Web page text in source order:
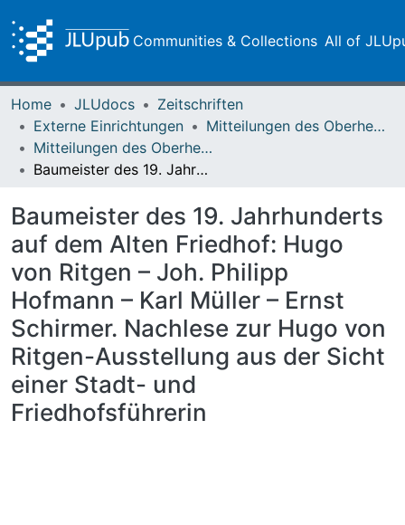
Communities & Collections All of
Home JLUdocs
Zeitschriften
Externe Einrichtungen
Mitteilungen des Oberhessischen Geschichtsvereins Gießen
Mitteilungen des Oberhessischen Geschichtsvereins Gießen Vol. 109 (2024)
Baumeister des 19. Jahrhunderts auf dem Alten Friedhof: Hugo von Ritgen – Joh. Philipp Hofmann – Karl Müller – Ernst Schirmer. Nachlese zur Hugo von Ritgen-Ausstellung aus der Sicht einer Stadt- und Friedhofsführerin
Baumeister des 19. Jahrhunderts
auf dem Alten Friedhof: Hugo
von Ritgen – Joh. Philipp
Hofmann – Karl Müller – Ernst
Schirmer. Nachlese zur Hugo von
Ritgen-Ausstellung aus der Sicht
einer Stadt- und
Friedhofsführerin